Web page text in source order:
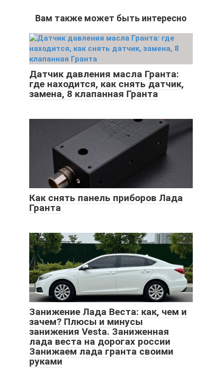
Вам также может быть интересно
Датчик давления масла Гранта:
где находится, как снять датчик,
замена, 8 клапанная Гранта
Как снять панель приборов Лада
Гранта
Занижение Лада Веста: как, чем и
зачем? Плюсы и минусы
занижения Vesta. Заниженная
лада веста на дорогах россии
Занижаем лада гранта своими
руками